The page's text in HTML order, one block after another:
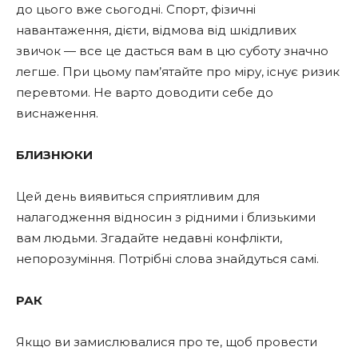
до цього вже сьогодні. Спорт, фізичні
навантаження, дієти, відмова від шкідливих
звичок — все це дасться вам в цю суботу значно
легше. При цьому пам’ятайте про міру, існує ризик
перевтоми. Не варто доводити себе до
виснаження.
БЛИЗНЮКИ
Цей день виявиться сприятливим для
налагодження відносин з рідними і близькими
вам людьми. Згадайте недавні конфлікти,
непорозуміння. Потрібні слова знайдуться самі.
РАК
Якщо ви замислювалися про те, щоб провести